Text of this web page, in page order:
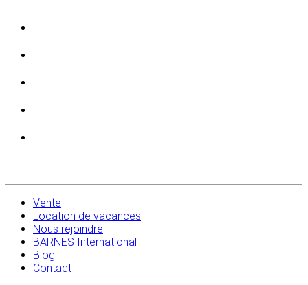
Vente
Location de vacances
Nous rejoindre
BARNES International
Blog
Contact